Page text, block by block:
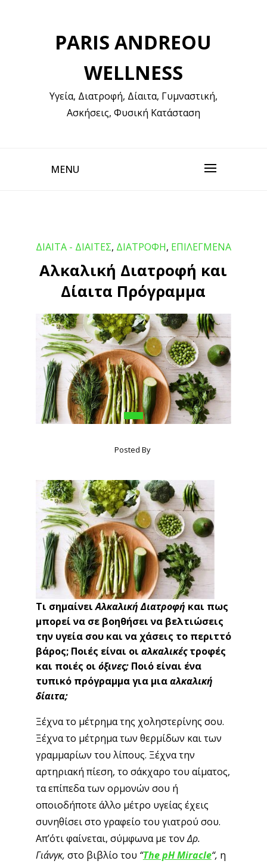
PARIS ANDREOU
WELLNESS
Υγεία, Διατροφή, Δίαιτα, Γυμναστική,
Ασκήσεις, Φυσική Κατάσταση
MENU
ΔΙΑΙΤΑ - ΔΙΑΙΤΕΣ, ΔΙΑΤΡΟΦΗ, ΕΠΙΛΕΓΜΕΝΑ
Αλκαλική Διατροφή και
Δίαιτα Πρόγραμμα
Posted By
Τι σημαίνειΑλκαλική Διατροφή και πως
μπορεί να σε βοηθήσει να βελτιώσεις
την υγεία σου και να χάσεις το περιττό
βάρος; Ποιές είναι οι αλκαλικέςτροφές
και ποιές οι όξινες;Ποιό είναι ένα
τυπικό πρόγραμμα για μιααλκαλική
δίαιτα;
Ξέχνα το μέτρημα της χοληστερίνης σου.
Ξέχνα το μέτρημα των θερμίδων και των
γραμμαρίων του λίπους. Ξέχνα την
αρτηριακή πίεση, το σάκχαρο του αίματος,
τα επίπεδα των ορμονών σου ή
οποιοδήποτε άλλο μέτρο υγείας έχεις
συνηθίσει στο γραφείο του γιατρού σου.
Απ’ότι φαίνεται, σύμφωνα με τoνΔρ.
Γιάνγκ, στο βιβλίο του “The pH Miracle“, η